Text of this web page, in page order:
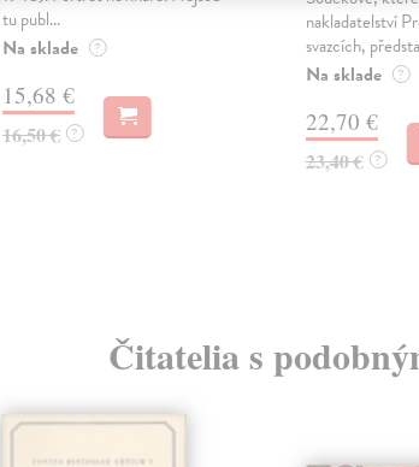
tu publ...
Na sklade ?
15,68 €
16,50 € ?
nakladatelství
svazcích,
Na sklade ?
22,70 €
23,40 € ?
Čitatelia s